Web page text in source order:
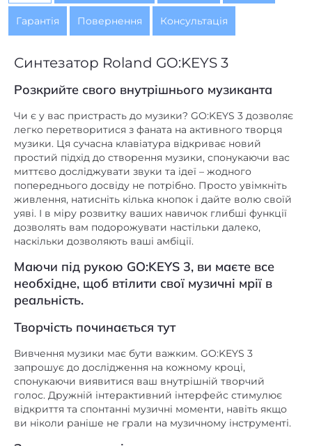
Автоакомпанемент,
кількість стилів
передустановки
Вбудовані
–
Контролер зміни
висоти тону
Арпеджиатор є
Транспонування є
Метроном є
Система навчання –
Кількість треків
для запису
композицій і нот
99 пісень, 70000 нот
Лінійний аудіовхід немає
USB роз'єм
USB Type-C,+, USB to HOST,
USB Type-A
+, Сустейн
Гарантія Повернення Консультація
Синтезатор Roland GO:KEYS 3
Розкрийте свого внутрішнього музиканта
Чи є у вас пристрасть до музики? GO:KEYS 3 дозволяє
легко перетворитися з фаната на активного творця
музики. Ця сучасна клавіатура відкриває новий
простий підхід до створення музики, спонукаючи вас
миттєво досліджувати звуки та ідеї – жодного
попереднього досвіду не потрібно. Просто увімкніть
живлення, натисніть кілька кнопок і дайте волю своїй
уяві. І в міру розвитку ваших навичок глибші функції
дозволять вам подорожувати настільки далеко,
наскільки дозволяють ваші амбіції.
Маючи під рукою GO:KEYS 3, ви маєте все
необхідне, щоб втілити свої музичні мрії в
реальність.
Творчість починається тут
Вивчення музики має бути важким. GO:KEYS 3
запрошує до дослідження на кожному кроці,
спонукаючи виявитися ваш внутрішній творчий
голос. Дружній інтерактивний інтерфейс стимулює
відкриття та спонтанні музичні моменти, навіть якщо
ви ніколи раніше не грали на музичному інструменті.